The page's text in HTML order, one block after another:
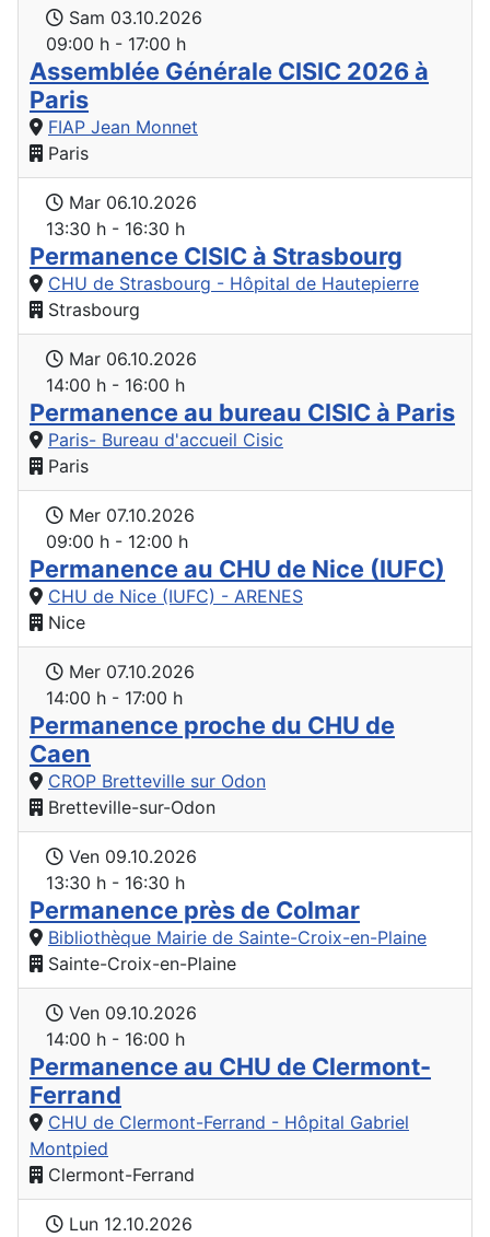
Sam 03.10.2026
09:00 h - 17:00 h
Assemblée Générale CISIC 2026 à
Paris
FIAP Jean Monnet
Paris
Mar 06.10.2026
13:30 h - 16:30 h
Permanence CISIC à Strasbourg
CHU de Strasbourg - Hôpital de Hautepierre
Strasbourg
Mar 06.10.2026
14:00 h - 16:00 h
Permanence au bureau CISIC à Paris
Paris- Bureau d'accueil Cisic
Paris
Mer 07.10.2026
09:00 h - 12:00 h
Permanence au CHU de Nice (IUFC)
CHU de Nice (IUFC) - ARENES
Nice
Mer 07.10.2026
14:00 h - 17:00 h
Permanence proche du CHU de
Caen
CROP Bretteville sur Odon
Bretteville-sur-Odon
Ven 09.10.2026
13:30 h - 16:30 h
Permanence près de Colmar
Bibliothèque Mairie de Sainte-Croix-en-Plaine
Sainte-Croix-en-Plaine
Ven 09.10.2026
14:00 h - 16:00 h
Permanence au CHU de Clermont-
Ferrand
CHU de Clermont-Ferrand - Hôpital Gabriel
Montpied
Clermont-Ferrand
Lun 12.10.2026